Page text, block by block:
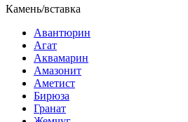
Камень/вставка
Авантюрин
Агат
Аквамарин
Амазонит
Аметист
Бирюза
Гранат